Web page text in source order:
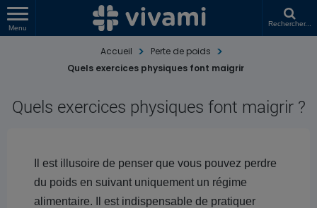
Menu
Rechercher...
Accueil
Perte de poids
Quels exercices physiques font maigrir
Quels exercices physiques font maigrir ?
Il est illusoire de penser que vous pouvez perdre
du poids en suivant uniquement un régime
alimentaire. Il est indispensable de pratiquer